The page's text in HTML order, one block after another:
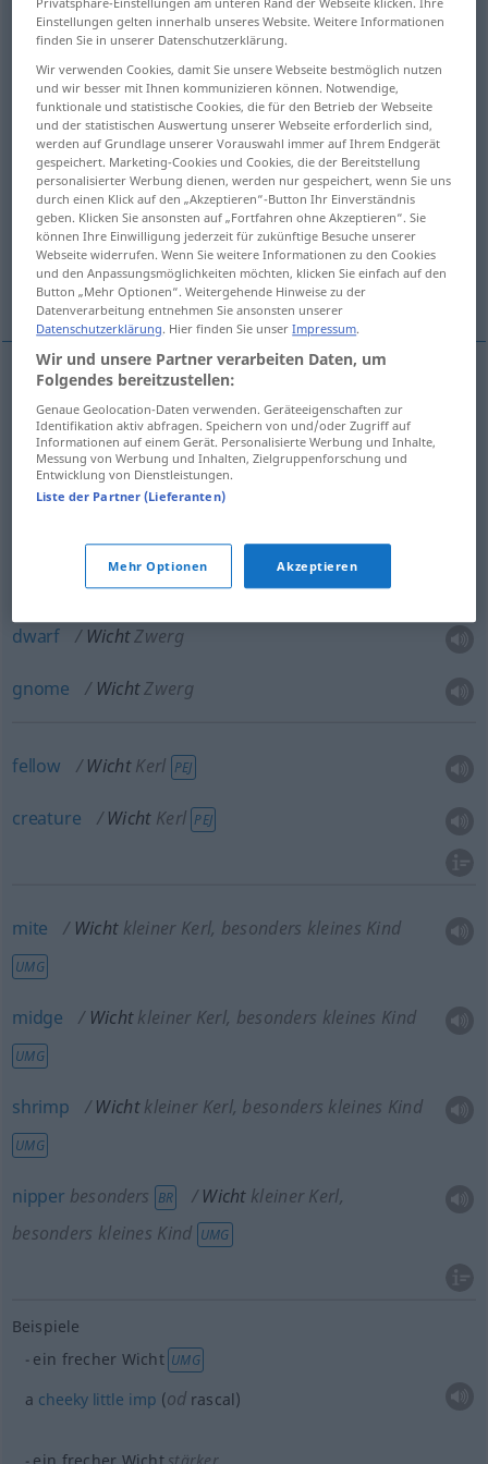
Übersicht aller Übersetzungen
(Für mehr Details die Übersetzung anklicken/antippen)
elf, sprite, goblin, imp dwarf, gnome
fellow, creature
mite, midge, shrimp, nipper
Weitere Beispiele...
Wicht Kobold
sprite Wicht Kobold
goblin WichtKobold
Wicht bösartiger
dwarf WichtZwerg
gnome WichtZwerg
fellow Wicht Kerl PEJ
creature Wicht Kerl PEJ
mite Wicht kleiner Kerl, besonders kleines Kind
UMG
midge Wicht kleiner Kerl, besonders kleines Kind
UMG
shrimp Wicht kleiner Kerl, besonders kleines Kind
UMG
nipper besonders BR Wicht kleiner Kerl,
besonders kleines Kind UMG
Beispiele
ein frecher Wicht UMG
a cheeky little imp (od rascal)
Einstellungen gelten innerhalb unseres Website. Weitere Informationen
finden Sie in unserer Datenschutzerklärung.
Wir verwenden Cookies, damit Sie unsere Webseite bestmöglich nutzen
und wir besser mit Ihnen kommunizieren können. Notwendige,
funktionale und statistische Cookies, die für den Betrieb der Webseite
und der statistischen Auswertung unserer Webseite erforderlich sind,
werden auf Grundlage unserer Vorauswahl immer auf Ihrem Endgerät
gespeichert. Marketing-Cookies und Cookies, die der Bereitstellung
personalisierter Werbung dienen, werden nur gespeichert, wenn Sie uns
durch einen Klick auf den „Akzeptieren“-Button Ihr Einverständnis
geben. Klicken Sie ansonsten auf „Fortfahren ohne Akzeptieren“. Sie
können Ihre Einwilligung jederzeit für zukünftige Besuche unserer
Webseite widerrufen. Wenn Sie weitere Informationen zu den Cookies
und den Anpassungsmöglichkeiten möchten, klicken Sie einfach auf den
Button „Mehr Optionen“. Weitergehende Hinweise zu der
Datenverarbeitung entnehmen Sie ansonsten unserer
Datenschutzerklärung. Hier finden Sie unserImpressum.
Wir und unsere Partner verarbeiten Daten, um
Folgendes bereitzustellen:
Genaue Geolocation-Daten verwenden. Geräteeigenschaften zur
Identifikation aktiv abfragen. Speichern von und/oder Zugriff auf
Informationen auf einem Gerät. Personalisierte Werbung und Inhalte,
Messung von Werbung und Inhalten, Zielgruppenforschung und
Entwicklung von Dienstleistungen.
Liste der Partner (Lieferanten)
Mehr Optionen Akzeptieren